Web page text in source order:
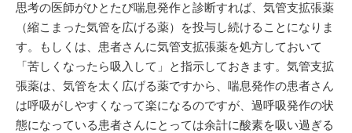
思考の医師がひとたび喘息発作と診断すれば、気管支拡張薬
（縮こまった気管を広げる薬）を投与し続けることになりま
す。もしくは、患者さんに気管支拡張薬を処方しておいて
「苦しくなったら吸入して」と指示しておきます。気管支拡
張薬は、気管を太く広げる薬ですから、喘息発作の患者さん
は呼吸がしやすくなって楽になるのですが、過呼吸発作の状
態になっている患者さんにとっては余計に酸素を吸い過ぎる